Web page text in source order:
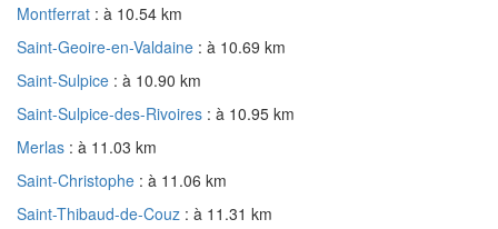
Montferrat : à 10.54 km
Saint-Geoire-en-Valdaine : à 10.69 km
Saint-Sulpice : à 10.90 km
Saint-Sulpice-des-Rivoires : à 10.95 km
Merlas : à 11.03 km
Saint-Christophe : à 11.06 km
Saint-Thibaud-de-Couz : à 11.31 km